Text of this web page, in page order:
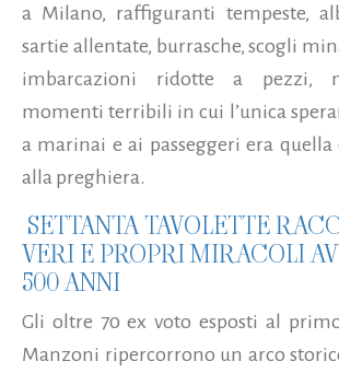
a Milano, raffiguranti tempeste,
sartie allentate, burrasche, scogli
imbarcazioni ridotte a pezzi,
momenti terribili in cui l’unica
a marinai e ai passeggeri era
alla preghiera.
SETTANTA TAVOLETTE
VERI E PROPRI MIRACOLI
500 ANNI
Gli oltre 70 ex voto esposti al
Manzoni ripercorrono un arco